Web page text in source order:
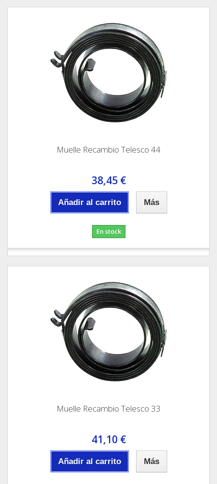
Muelle Recambio Telesco 44
38,45 €
Añadir al carrito Más
En stock
Muelle Recambio Telesco 33
41,10 €
Añadir al carrito Más